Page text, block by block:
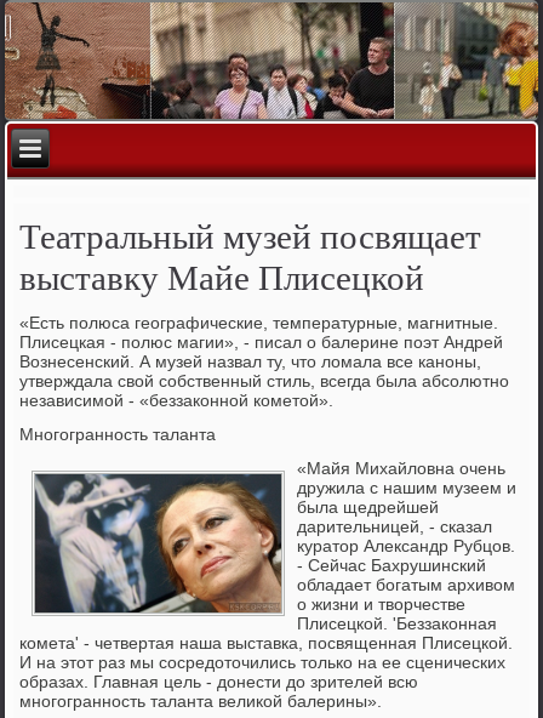
Театральный музей посвящает
выставку Майе Плисецкой
«Есть полюса географические, температурные, магнитные.
Плисецкая - полюс магии», - писал о балерине поэт Андрей
Вознесенский. А музей назвал ту, что ломала все каноны,
утверждала свой собственный стиль, всегда была абсолютно
независимой - «беззаконной кометой».
Многогранность таланта
«Майя Михайловна очень
дружила с нашим музеем и
была щедрейшей
дарительницей, - сказал
куратор Александр Рубцов.
- Сейчас Бахрушинский
обладает богатым архивом
о жизни и творчестве
Плисецкой. 'Беззаконная
комета' - четвертая наша выставка, посвященная Плисецкой.
И на этот раз мы сосредоточились только на ее сценических
образах. Главная цель - донести до зрителей всю
многогранность таланта великой балерины».